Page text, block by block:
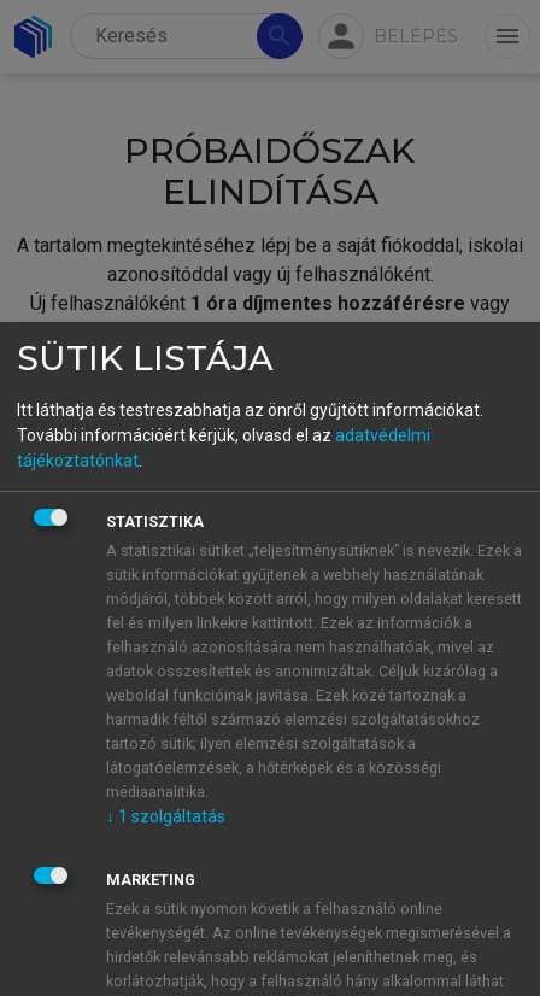
search person BELÉPÉS menu
PRÓBAIDŐSZAK
ELINDÍTÁSA
A tartalom megtekintéséhez lépj be a saját fiókoddal, iskolai
azonosítóddal vagy új felhasználóként.
Új felhasználóként 1 óra díjmentes hozzáférésre vagy
fiókoddal,vagy hozz létre új fiókot.
A regisztráció után apróbaidőszakautomatikusan
BELÉPÉS SAJÁT FIÓKKAL
ÚJ FIÓK LÉTREHOZÁSA
1 óra díjmentes hozzáférés
E-MAIL-CÍM
JELSZÓ
JELSZÓ ÚJRA
SÜTIK LISTÁJA
Itt láthatja és testreszabhatja az önről gyűjtött információkat.
További információért kérjük, olvasd el az adatvédelmi
tájékoztatónkat
STATISZTIKA
A statisztikai sütiket „teljesítménysütiknek” is nevezik. Ezek a
sütik információkat gyűjtenek a webhely használatának
módjáról, többek között arról, hogy milyen oldalakat keresett
fel és milyen linkekre kattintott. Ezek az információk a
felhasználó azonosítására nem használhatóak, mivel az
adatok összesítettek és anonimizáltak. Céljuk kizárólag a
weboldal funkcióinak javítása. Ezek közé tartoznak a
harmadik féltől származó elemzési szolgáltatásokhoz
tartozó sütik; ilyen elemzési szolgáltatások a
látogatóelemzések, a hőtérképek és a közösségi
médiaanalitika.
↓ 1 szolgáltatás
MARKETING
Ezek a sütik nyomon követik a felhasználó online
tevékenységét. Az online tevékenységek megismerésével a
hirdetők relevánsabb reklámokat jeleníthetnek meg, és
korlátozhatják, hogy a felhasználó hány alkalommal láthat